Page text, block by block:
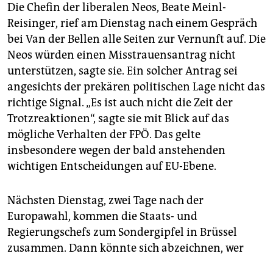
Die Chefin der liberalen Neos, Beate Meinl-
Reisinger, rief am Dienstag nach einem Gespräch
bei Van der Bellen alle Seiten zur Vernunft auf. Die
Neos würden einen Misstrauensantrag nicht
unterstützen, sagte sie. Ein solcher Antrag sei
angesichts der prekären politischen Lage nicht das
richtige Signal. „Es ist auch nicht die Zeit der
Trotzreaktionen“, sagte sie mit Blick auf das
mögliche Verhalten der FPÖ. Das gelte
insbesondere wegen der bald anstehenden
wichtigen Entscheidungen auf EU-Ebene.
Nächsten Dienstag, zwei Tage nach der
Europawahl, kommen die Staats- und
Regierungschefs zum Sondergipfel in Brüssel
zusammen. Dann könnte sich abzeichnen, wer